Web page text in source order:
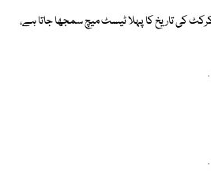
کرکٹ کی تاریخ کا پہلا ٹیسٹ میچ سمجھا جاتا ہے،